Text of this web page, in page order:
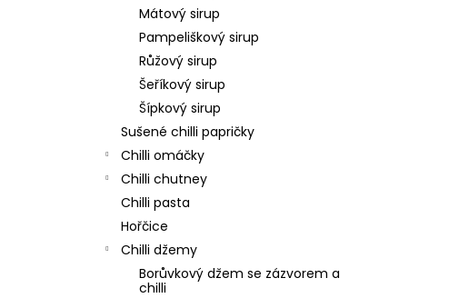
Mátový sirup
Pampeliškový sirup
Růžový sirup
Šeříkový sirup
Šípkový sirup
Sušené chilli papričky
Chilli omáčky
Chilli chutney
Chilli pasta
Hořčice
Chilli džemy
Borůvkový džem se zázvorem a
chilli